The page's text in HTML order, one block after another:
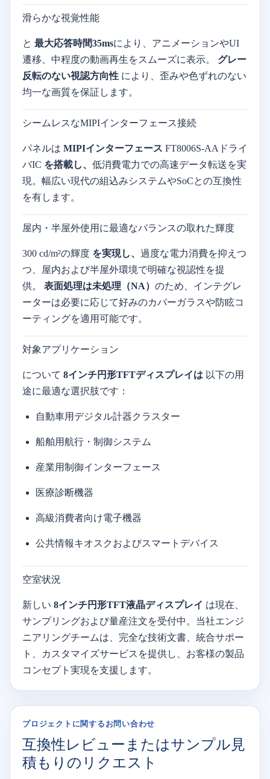
滑らかな視覚性能
と 最大応答時間35msにより、アニメーションやUI
遷移、中程度の動画再生をスムーズに表示。 グレー
反転のない視認方向性 により、歪みや色ずれのない
均一な画質を保証します。
シームレスなMIPIインターフェース接続
パネルは MIPIインターフェース FT8006S-AAドライ
バIC を搭載し、 低消費電力での高速データ転送を実
現。幅広い現代の組込みシステムやSoCとの互換性
を有します。
屋内・半屋外使用に最適なバランスの取れた輝度
300 cd/m²の輝度 を実現し、 過度な電力消費を抑えつ
つ、屋内および半屋外環境で明確な視認性を提
供。 表面処理は未処理（NA） のため、インテグレ
ーターは必要に応じて好みのカバーガラスや防眩コ
ーティングを適用可能です。
対象アプリケーション
について 8インチ円形TFTディスプレイは 以下の用
途に最適な選択肢です：
自動車用デジタル計器クラスター
船舶用航行・制御システム
産業用制御インターフェース
医療診断機器
高級消費者向け電子機器
公共情報キオスクおよびスマートデバイス
空室状況
新しい 8インチ円形TFT液晶ディスプレイ は現在、
サンプリングおよび量産注文を受付中。当社エンジ
ニアリングチームは、完全な技術文書、統合サポー
ト、カスタマイズサービスを提供し、お客様の製品
コンセプト実現を支援します。
プロジェクトに関するお問い合わせ
互換性レビューまたはサンプル見
積もりのリクエスト